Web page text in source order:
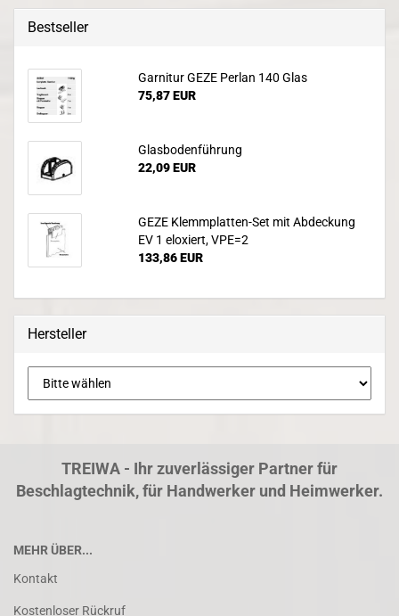
Bestseller
Garnitur GEZE Perlan 140 Glas
75,87 EUR
Glasbodenführung
22,09 EUR
GEZE Klemmplatten-Set mit Abdeckung
EV 1 eloxiert, VPE=2
133,86 EUR
Hersteller
TREIWA - Ihr zuverlässiger Partner für
Beschlagtechnik, für Handwerker und Heimwerker.
MEHR ÜBER...
Kontakt
Kostenloser Rückruf